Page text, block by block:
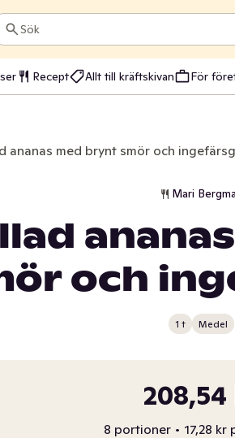
Sök
Recept Allt till kräftskivan För
ananas med brynt smör och
Mari
och
1 t Medel
8 portioner • 17,28